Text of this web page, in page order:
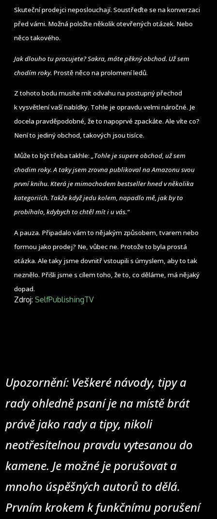
Skuteční prodejci neposlouchají. Soustřeďte se na konverzaci
před vámi. Možná položte několik otevřených otázek. Nebo
něco takového.
Jak dlouho tu pracujete? Sakra, máte pěkný obchod. Už sem
chodím roky. Prostě něco na prolomení ledů.
Z tohoto bodu musíte mít odvahu na postupný přechod
k vysvětlení vaší nabídky. Tohle je opravdu velmi náročné. Je
docela pravděpodobné, že to napoprvé zpackáte. Ale víte co?
Není to jediný obchod, takových jsou tisíce.
Může to být třeba takhle:„Tohle je supere obchod, už sem
chodim roky. A taky jsem zrovna publikoval na Amazonu svou
první knihu. Která je mimochodem bestseller hned v několika
kategoriích. Takže když jedu kolem, napadlo mě, jak by to
probíhalo, kdybych to chtěl mít i u vás.“
A pauza. Připadalo vám to nějakým způsobem, tvarem nebo
formou jako prodej? Ne, vůbec ne. Protože to byla prostá
otázka. Ale taky jsme dovnitř vstoupili s úmyslem, aby to tak
neznělo. Přišli jsme s cílem toho, že to, co děláme, má nějaký
dopad.
Zdroj:SelfPublishingTV
Upozornění: Veškeré návody, tipy a
rady ohledně psaní je na místě brát
právě jako rady a tipy, nikoli
neotřesitelnou pravdu vytesanou do
kamene. Je možné je porušovat a
mnoho úspěšných autorů to dělá.
Prvním krokem k funkčnímu porušení